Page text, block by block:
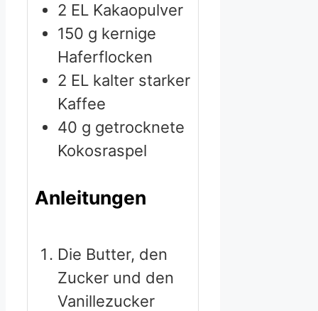
2 EL Kakaopulver
150 g kernige
Haferflocken
2 EL kalter starker
Kaffee
40 g getrocknete
Kokosraspel
Anleitungen
Die Butter, den
Zucker und den
Vanillezucker